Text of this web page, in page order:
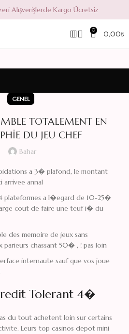
Alışverişlerde Kargo Ücretsiz
0 0,00₺
GENEL
TOTALEMENT EN
DU JEU CHEF
Bahar
a 3� plafond, le montant
arrivee annal
plateformes a l�egard de 10-25�
cout de faire une teuf i� du
des memoire de jeux sans
parieurs chassant 50� , ! pas loin
internaute sauf que vos joue
Tolerant 4�
du tout achetent loin sur certains
Leurs top casinos depot mini